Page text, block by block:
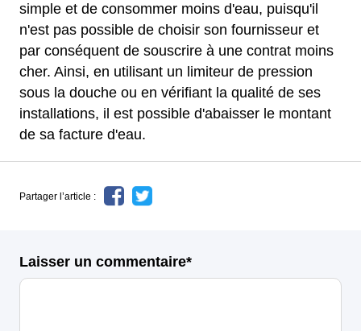
simple et de consommer moins d'eau, puisqu'il
n'est pas possible de choisir son fournisseur et
par conséquent de souscrire à une contrat moins
cher. Ainsi, en utilisant un limiteur de pression
sous la douche ou en vérifiant la qualité de ses
installations, il est possible d'abaisser le montant
de sa facture d'eau.
Partager l’article :
Laisser un commentaire*